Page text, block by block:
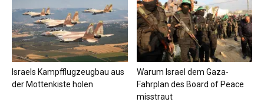
Israels Kampfflugzeugbau aus
der Mottenkiste holen
Warum Israel dem Gaza-
Fahrplan des Board of Peace
misstraut